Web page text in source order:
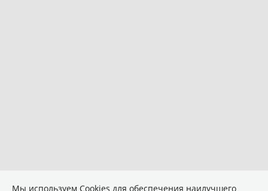
Мы используем Сookies для обеспечения наилучшего